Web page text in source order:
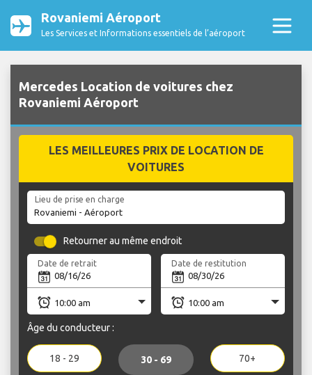
Rovaniemi Aéroport
Les Services et Informations essentiels de l’aéroport
Mercedes Location de voitures chez
Rovaniemi Aéroport
LES MEILLEURES PRIX DE LOCATION DE
VOITURES
Lieu de prise en charge
Retourner au même endroit
Date de retrait Date de restitution
Âge du conducteur :
18 - 29 30 - 69 70+